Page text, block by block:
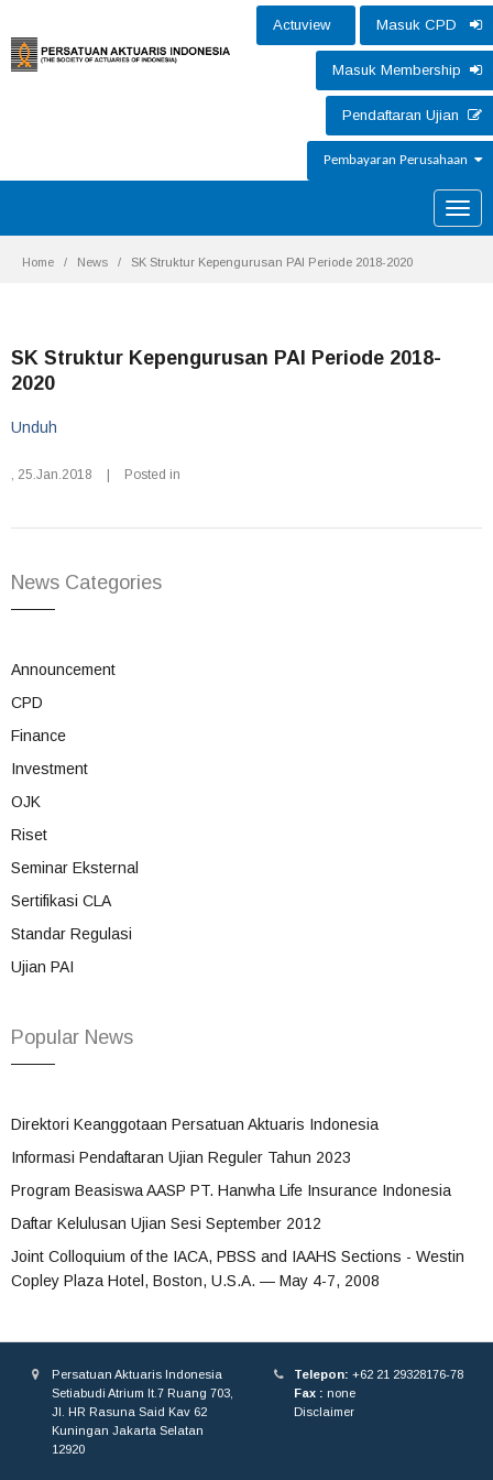
Actuview Masuk CPD
Masuk Membership
Pendaftaran Ujian
Pembayaran Perusahaan
Toggle
Home News SK Struktur Kepengurusan PAI Periode 2018-2020
SK Struktur Kepengurusan PAI Periode 2018-
2020
Unduh
, 25.Jan.2018 Posted in
News Categories
Announcement
CPD
Finance
Investment
OJK
Riset
Seminar Eksternal
Sertifikasi CLA
Standar Regulasi
Ujian PAI
Popular News
Direktori Keanggotaan Persatuan Aktuaris Indonesia
Informasi Pendaftaran Ujian Reguler Tahun 2023
Program Beasiswa AASP PT. Hanwha Life Insurance Indonesia
Daftar Kelulusan Ujian Sesi September 2012
Joint Colloquium of the IACA, PBSS and IAAHS Sections - Westin
Copley Plaza Hotel, Boston, U.S.A. — May 4-7, 2008
Telepon: +62 21 29328176-78
Fax : none
Disclaimer
Persatuan Aktuaris Indonesia
Setiabudi Atrium lt.7 Ruang 703,
Jl. HR Rasuna Said Kav 62
Kuningan Jakarta Selatan
12920